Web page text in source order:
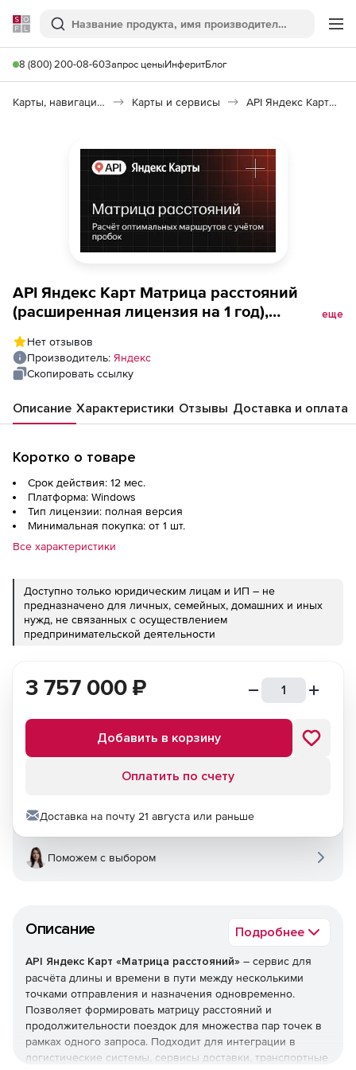
Softline
Поиск
8 (800) 200-08-60Запрос ценыИнферитБлог
Карты, навигация, путешествия Карты и сервисы API Яндекс Карт Матрица расстояний
API Яндекс Карт Матрица расстояний
(расширенная лицензия на 1 год),
сутки до 200000 с сохранением данных
еще
Нет отзывов
Производитель: Яндекс
Скопировать ссылку
Описание Характеристики Отзывы Доставка и оплата
Коротко о товаре
Срок действия: 12 мес.
Платформа: Windows
Тип лицензии: полная версия
Минимальная покупка: от 1 шт.
Все характеристики
Доступно только юридическим лицам и ИП – не
предназначено для личных, семейных, домашних и иных
нужд, не связанных с осуществлением
предпринимательской деятельности
Описание Подробнее
API Яндекс Карт «Матрица расстояний» – сервис для
расчёта длины и времени в пути между несколькими
точками отправления и назначения одновременно.
Позволяет формировать матрицу расстояний и
продолжительности поездок для множества пар точек в
рамках одного запроса. Подходит для интеграции в
логистические системы, сервисы доставки, транспортные
3 757 000 ₽
Добавить в корзину
Оплатить по счету
Доставка на почту 21 августа или раньше
Поможем с выбором